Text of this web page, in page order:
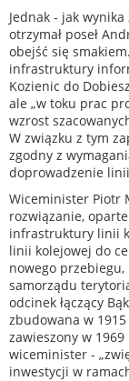
Jednak - jak
otrzymał poseł
obejść się
infrastruktury
Kozienic do
ale „w toku prac
wzrost
W związku z tym
zgodny z
doprowadzenie
Wiceminister Piotr
rozwiązanie,
infrastruktury linii
linii kolejowej do
nowego przebiegu,
samorządu
odcinek łączący
zbudowana w
zawieszony w
wiceminister -
inwestycji w